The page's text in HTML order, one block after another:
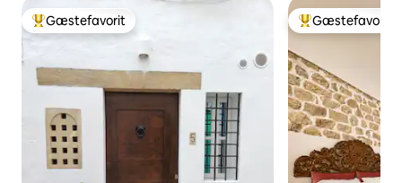
Bedste gæstefavorit
Gæstefavorit Bedste
Gæstefavorit